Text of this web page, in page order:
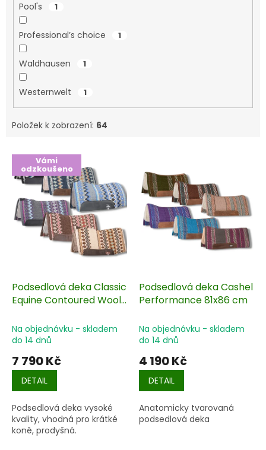
Pool's 1
Professional’s choice 1
Waldhausen 1
Westernwelt 1
Položek k zobrazení: 64
V
p
Vámi
odzkoušeno
Podsedlová deka Classic
Equine Contoured Wool
Na objednávku - skladem
do 14 dnů
7 790 Kč
DETAIL
Podsedlová deka vysoké
kvality, vhodná pro krátké
koně, prodyšná.
Podsedlová deka Cashel
Performance 81x86 cm
Na objednávku - skladem
do 14 dnů
4 190 Kč
DETAIL
Anatomicky tvarovaná
podsedlová deka